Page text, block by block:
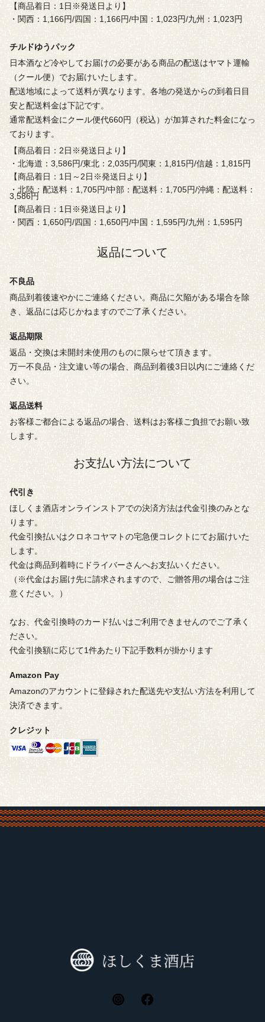
【商品着日：1日※発送日より】
・関西：1,166円/四国：1,166円/中国：1,023円/九州：1,023円
チルドゆうパック
日本酒など冷やしてお届けの必要がある商品の配送はヤマト運輸
（クール便）でお届けいたします。
配送地域によって送料が異なります。各地の発送からの到着日目
安と配送料金は下記です。
通常配送料金にクール便代660円（税込）が加算された料金になっ
ております。
【商品着日：2日※発送日より】
・北海道：3,586円/東北：2,035円/関東：1,815円/信越：1,815円
【商品着日：1日～2日※発送日より】
・北陸：配送料：1,705円/中部：配送料：1,705円/沖縄：配送料：
3,586円
【商品着日：1日※発送日より】
・関西：1,650円/四国：1,650円/中国：1,595円/九州：1,595円
返品について
不良品
商品到着後速やかにご連絡ください。商品に欠陥がある場合を除
き、返品には応じかねますのでご了承ください。
返品期限
返品・交換は未開封未使用のものに限らせて頂きます。
万一不良品・注文違い等の場合、商品到着後3日以内にご連絡くだ
さい。
返品送料
お客様ご都合による返品の場合、送料はお客様ご負担でお願い致
します。
お支払い方法について
代引き
ほしくま酒店オンラインストアでの決済方法は代金引換のみとな
ります。
代金引換払いはクロネコヤマトの宅急便コレクトにてお届けいた
します。
代金は商品到着時にドライバーさんへお支払いください。
（※代金はお届け先に請求されますので、ご贈答用の場合はご注
意ください。）
なお、代金引換時のカード払いはご利用できませんのでご了承く
ださい。
代金引換額に応じて1件あたり下記手数料が掛かります
Amazon Pay
Amazonのアカウントに登録された配送先や支払い方法を利用して
決済できます。
クレジット